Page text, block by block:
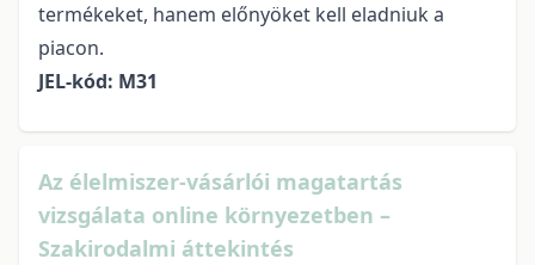
termékeket, hanem előnyöket kell eladniuk a
piacon.
JEL-kód: M31
Az élelmiszer-vásárlói magatartás
vizsgálata online környezetben –
Szakirodalmi áttekintés